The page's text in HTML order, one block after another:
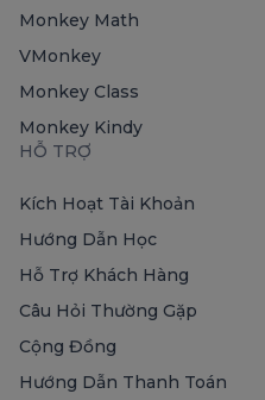
Monkey Math
VMonkey
Monkey Class
Monkey Kindy
HỖ TRỢ
Kích Hoạt Tài Khoản
Hướng Dẫn Học
Hỗ Trợ Khách Hàng
Câu Hỏi Thường Gặp
Cộng Đồng
Hướng Dẫn Thanh Toán